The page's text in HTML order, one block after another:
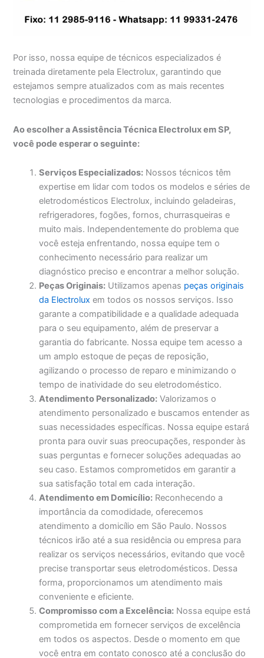
Por isso, nossa equipe de técnicos especializados é
treinada diretamente pela Electrolux, garantindo que
estejamos sempre atualizados com as mais recentes
tecnologias e procedimentos da marca.
Ao escolher a Assistência Técnica Electrolux em SP,
você pode esperar o seguinte:
Serviços Especializados: Nossos técnicos têm
expertise em lidar com todos os modelos e séries de
eletrodomésticos Electrolux, incluindo geladeiras,
refrigeradores, fogões, fornos, churrasqueiras e
muito mais. Independentemente do problema que
você esteja enfrentando, nossa equipe tem o
conhecimento necessário para realizar um
diagnóstico preciso e encontrar a melhor solução.
Peças Originais: Utilizamos apenas peças originais
da Electrolux em todos os nossos serviços. Isso
garante a compatibilidade e a qualidade adequada
para o seu equipamento, além de preservar a
garantia do fabricante. Nossa equipe tem acesso a
um amplo estoque de peças de reposição,
agilizando o processo de reparo e minimizando o
tempo de inatividade do seu eletrodoméstico.
Atendimento Personalizado: Valorizamos o
atendimento personalizado e buscamos entender as
suas necessidades específicas. Nossa equipe estará
pronta para ouvir suas preocupações, responder às
suas perguntas e fornecer soluções adequadas ao
seu caso. Estamos comprometidos em garantir a
sua satisfação total em cada interação.
Atendimento em Domicílio: Reconhecendo a
importância da comodidade, oferecemos
atendimento a domicílio em São Paulo. Nossos
técnicos irão até a sua residência ou empresa para
realizar os serviços necessários, evitando que você
precise transportar seus eletrodomésticos. Dessa
forma, proporcionamos um atendimento mais
conveniente e eficiente.
Compromisso com a Excelência: Nossa equipe está
comprometida em fornecer serviços de excelência
em todos os aspectos. Desde o momento em que
você entra em contato conosco até a conclusão do